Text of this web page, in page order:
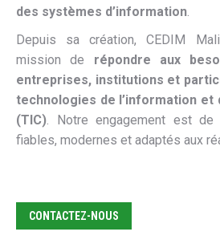
des systèmes d’information.
Depuis sa création, CEDIM
mission de répondre aux
entreprises, institutions et
technologies de l’information et
(TIC). Notre engagement est
fiables, modernes et adaptés aux
CONTACTEZ-NOUS